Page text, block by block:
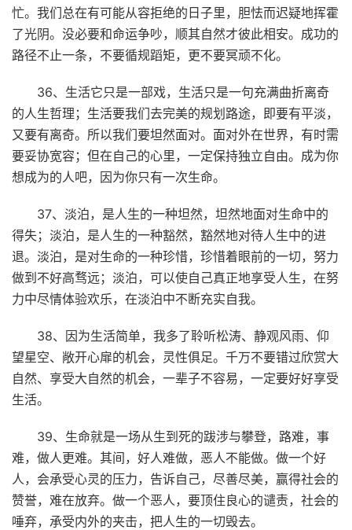
忙。我们总在有可能从容拒绝的日子里，胆怯而迟疑地挥霍
了光阴。没必要和命运争吵，顺其自然才彼此相安。成功的
路径不止一条，不要循规蹈矩，更不要冥顽不化。
36、生活它只是一部戏，生活只是一句充满曲折离奇
的人生哲理；生活要我们去完美的规划路途，即要有平淡，
又要有离奇。所以我们要坦然面对。面对外在世界，有时需
要妥协宽容；但在自己的心里，一定保持独立自由。成为你
想成为的人吧，因为你只有一次生命。
37、淡泊，是人生的一种坦然，坦然地面对生命中的
得失；淡泊，是人生的一种豁然，豁然地对待人生中的进
退。淡泊，是对生命的一种珍惜，珍惜着眼前的一切，努力
做到不好高骛远；淡泊，可以使自己真正地享受人生，在努
力中尽情体验欢乐，在淡泊中不断充实自我。
38、因为生活简单，我多了聆听松涛、静观风雨、仰
望星空、敞开心扉的机会，灵性俱足。千万不要错过欣赏大
自然、享受大自然的机会，一辈子不容易，一定要好好享受
生活。
39、生命就是一场从生到死的跋涉与攀登，路难，事
难，做人更难。其间，好人难做，恶人不能做。做一个好
人，会承受心灵的压力，告诉自己，尽善尽美，赢得社会的
赞誉，难在放弃。做一个恶人，要顶住良心的谴责，社会的
唾弃，承受内外的夹击，把人生的一切毁去。